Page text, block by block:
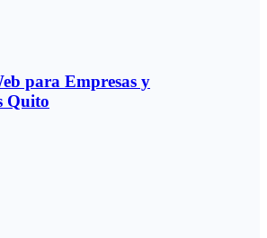
para Empresas y
Quito